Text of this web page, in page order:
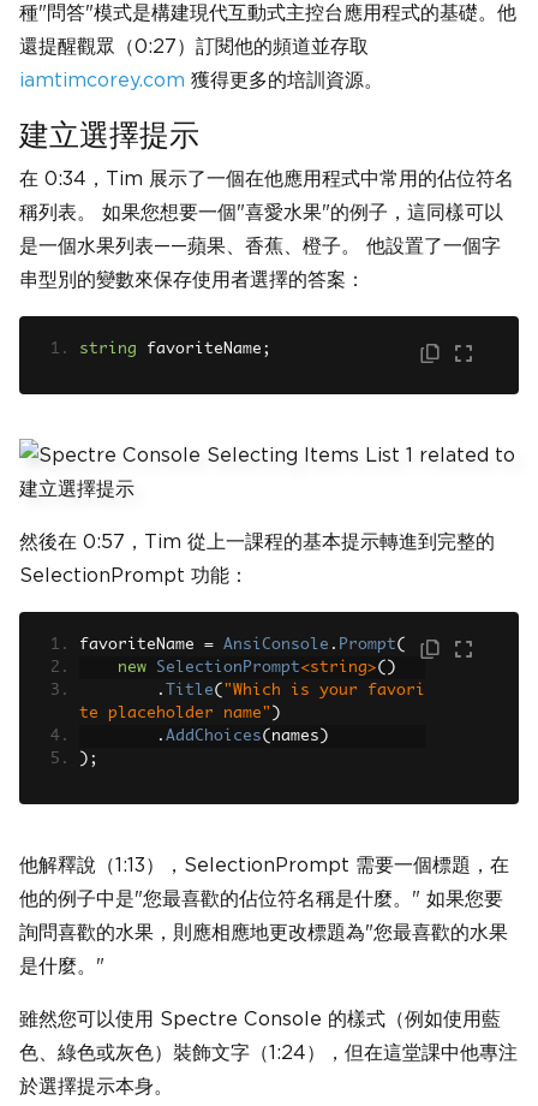
種"問答"模式是構建現代互動式主控台應用程式的基礎。他
還提醒觀眾（0:27）訂閱他的頻道並存取
iamtimcorey.com 獲得更多的培訓資源。
建立選擇提示
在 0:34，Tim 展示了一個在他應用程式中常用的佔位符名
稱列表。 如果您想要一個"喜愛水果"的例子，這同樣可以
是一個水果列表——蘋果、香蕉、橙子。 他設置了一個字
串型別的變數來保存使用者選擇的答案：
string favoriteName ;
然後在 0:57，Tim 從上一課程的基本提示轉進到完整的
SelectionPrompt 功能：
favoriteName = AnsiConsole . Prompt(
new
SelectionPrompt<string>()
.
Title( "Which is your favori
te placeholder name" )
. AddChoices( names )
);
他解釋說（1:13），SelectionPrompt 需要一個標題，在
他的例子中是"您最喜歡的佔位符名稱是什麼。" 如果您要
詢問喜歡的水果，則應相應地更改標題為"您最喜歡的水果
是什麼。"
雖然您可以使用 Spectre Console 的樣式（例如使用藍
色、綠色或灰色）裝飾文字（1:24），但在這堂課中他專注
於選擇提示本身。